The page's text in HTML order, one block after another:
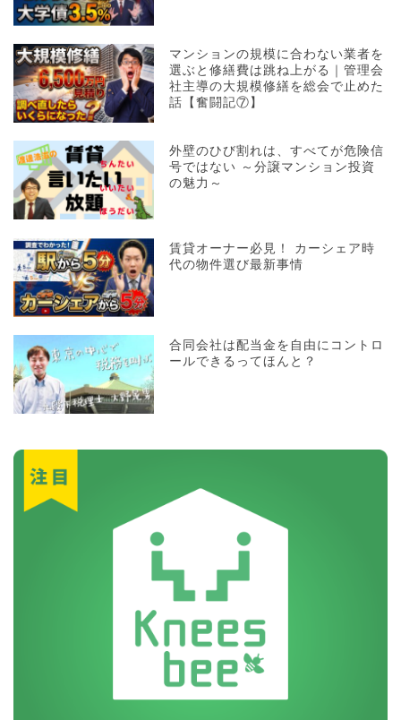
マンションの規模に合わない業者を
選ぶと修繕費は跳ね上がる｜管理会
社主導の大規模修繕を総会で止めた
話【奮闘記⑦】
外壁のひび割れは、すべてが危険信
号ではない ～分譲マンション投資
の魅力～
賃貸オーナー必見！ カーシェア時
代の物件選び最新事情
合同会社は配当金を自由にコントロ
ールできるってほんと？